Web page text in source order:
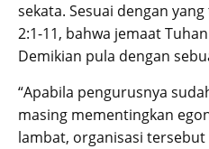
sekata. Sesuai dengan
2:1-11, bahwa jemaat
Demikian pula dengan
“Apabila pengurusnya
masing mementingkan
lambat, organisasi tersebut